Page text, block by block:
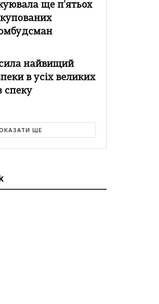
ще п'ятьох
найвищий
в усіх великих
спеку
ЩЕ